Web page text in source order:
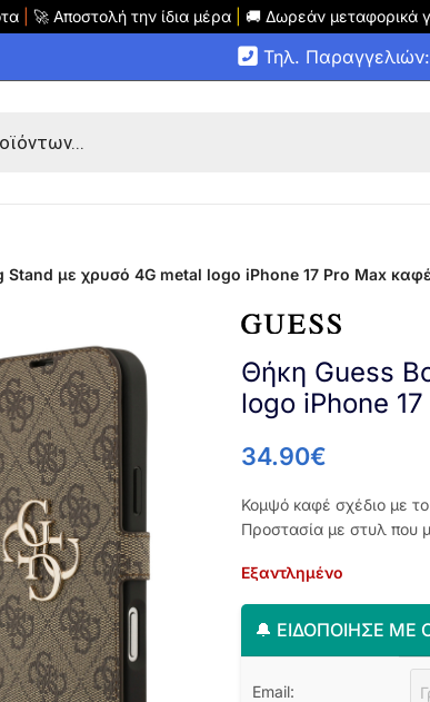
🚀 Αποστολή την ίδια μέρα 🚚 Δωρεάν μεταφορικά
Τηλ.
με χρυσό 4G metal logo iPhone 17 Pro Max καφέ
Θήκη Guess
logo iPhone
34.90€
Κομψό καφέ σχέδιο με
Προστασία με στυλ που
Εξαντλημένο
🔔 ΕΙΔΟΠΟΊΗΣΈ ΜΕ
Email: